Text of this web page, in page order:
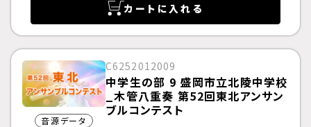
カートに入れる
音源データ
C6252012009
中学生の部 9 盛岡市立北陵中学校
_木管八重奏 第52回東北アンサン
ブルコンテスト